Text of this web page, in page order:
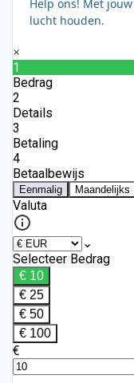
Help ons! Met
lucht houden.